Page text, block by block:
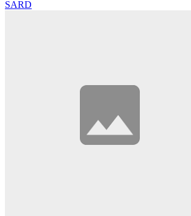
SARD